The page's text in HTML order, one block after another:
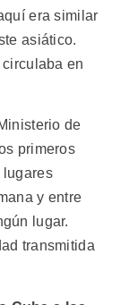
era similar
asiático.
en
de
primeros
lugares
y entre
lugar.
transmitida